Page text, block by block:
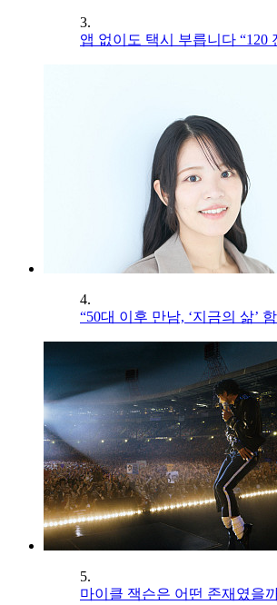
3.
앱 없이도 택시 부릅니다 “120
4.
“50대 이후 만남, ‘지금의 삶’
5.
마이클 잭슨은 어떤 존재였을